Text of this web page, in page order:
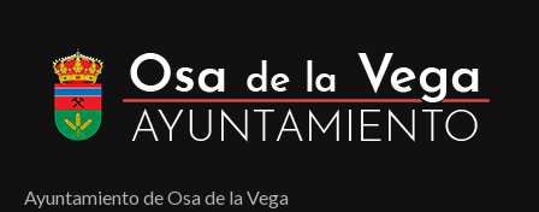
Ayuntamiento de Osa de la Vega